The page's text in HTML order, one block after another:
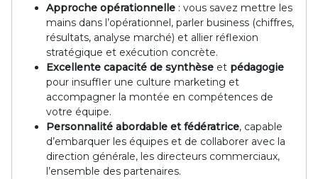
Approche opérationnelle : vous savez mettre les
mains dans l’opérationnel, parler business (chiffres,
résultats, analyse marché) et allier réflexion
stratégique et exécution concrète.
Excellente capacité de synthèse et pédagogie
pour insuffler une culture marketing et
accompagner la montée en compétences de
votre équipe.
Personnalité abordable et fédératrice, capable
d’embarquer les équipes et de collaborer avec la
direction générale, les directeurs commerciaux,
l’ensemble des partenaires.